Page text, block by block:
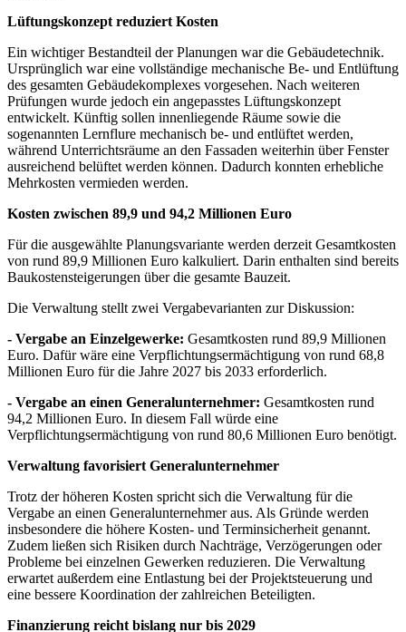
Lüftungskonzept reduziert Kosten
Ein wichtiger Bestandteil der Planungen war die Gebäudetechnik.
Ursprünglich war eine vollständige mechanische Be- und Entlüftung
des gesamten Gebäudekomplexes vorgesehen. Nach weiteren
Prüfungen wurde jedoch ein angepasstes Lüftungskonzept
entwickelt. Künftig sollen innenliegende Räume sowie die
sogenannten Lernflure mechanisch be- und entlüftet werden,
während Unterrichtsräume an den Fassaden weiterhin über Fenster
ausreichend belüftet werden können. Dadurch konnten erhebliche
Mehrkosten vermieden werden.
Kosten zwischen 89,9 und 94,2 Millionen Euro
Für die ausgewählte Planungsvariante werden derzeit Gesamtkosten
von rund 89,9 Millionen Euro kalkuliert. Darin enthalten sind bereits
Baukostensteigerungen über die gesamte Bauzeit.
Die Verwaltung stellt zwei Vergabevarianten zur Diskussion:
- Vergabe an Einzelgewerke: Gesamtkosten rund 89,9 Millionen
Euro. Dafür wäre eine Verpflichtungsermächtigung von rund 68,8
Millionen Euro für die Jahre 2027 bis 2033 erforderlich.
- Vergabe an einen Generalunternehmer: Gesamtkosten rund
94,2 Millionen Euro. In diesem Fall würde eine
Verpflichtungsermächtigung von rund 80,6 Millionen Euro benötigt.
Verwaltung favorisiert Generalunternehmer
Trotz der höheren Kosten spricht sich die Verwaltung für die
Vergabe an einen Generalunternehmer aus. Als Gründe werden
insbesondere die höhere Kosten- und Terminsicherheit genannt.
Zudem ließen sich Risiken durch Nachträge, Verzögerungen oder
Probleme bei einzelnen Gewerken reduzieren. Die Verwaltung
erwartet außerdem eine Entlastung bei der Projektsteuerung und
eine bessere Koordination der zahlreichen Beteiligten.
Finanzierung reicht bislang nur bis 2029